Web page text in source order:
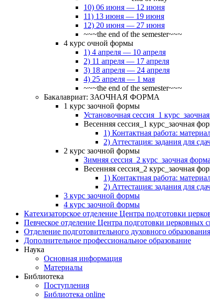
10) 06 июня — 12 июня
11) 13 июня — 19 июня
12) 20 июня — 27 июня
~~~the end of the semester~~~
4 курс очной формы
1) 4 апреля — 10 апреля
2) 11 апреля — 17 апреля
3) 18 апреля — 24 апреля
4) 25 апреля — 1 мая
~~~the end of the semester~~~
Бакалавриат: ЗАОЧНАЯ ФОРМА
1 курс заочной формы
Установочная сессия_1
Весенняя сессия_1 курс_заочная
1) Контактная работа:
2) Аттестация: задания для
2 курс заочной формы
Зимняя сессия_2 курс_заочная форма
Весенняя сессия_2 курс_заочная
1) Контактная работа:
2) Аттестация: задания для
3 курс заочной формы
4 курс заочной формы
Катехизаторское отделение Центра подготовки
Певческое отделение Центра подготовки церковных
Отделение подготовительного духовного
Дополнительное профессиональное образование
Наука
Основная информация
Материалы
Библиотека
Поступления
Библиотека online